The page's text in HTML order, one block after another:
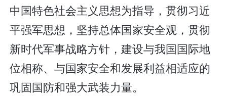
中国特色社会主义思想为指导，贯彻习近
平强军思想，坚持总体国家安全观，贯彻
新时代军事战略方针，建设与我国国际地
位相称、与国家安全和发展利益相适应的
巩固国防和强大武装力量。